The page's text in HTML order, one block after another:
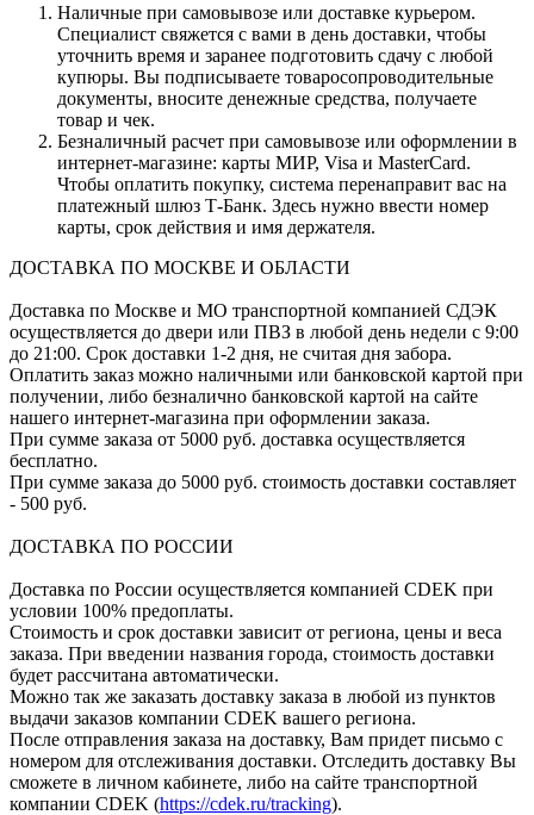
Наличные при самовывозе или доставке курьером.
Специалист свяжется с вами в день доставки, чтобы
уточнить время и заранее подготовить сдачу с любой
купюры. Вы подписываете товаросопроводительные
документы, вносите денежные средства, получаете
товар и чек.
Безналичный расчет при самовывозе или оформлении в
интернет-магазине: карты МИР, Visa и MasterCard.
Чтобы оплатить покупку, система перенаправит вас на
платежный шлюз Т-Банк. Здесь нужно ввести номер
карты, срок действия и имя держателя.
ДОСТАВКА ПО МОСКВЕ И ОБЛАСТИ
Доставка по Москве и МО транспортной компанией СДЭК
осуществляется до двери или ПВЗ в любой день недели с 9:00
до 21:00. Срок доставки 1-2 дня, не считая дня забора.
Оплатить заказ можно наличными или банковской картой при
получении, либо безналично банковской картой на сайте
нашего интернет-магазина при оформлении заказа.
При сумме заказа от 5000 руб. доставка осуществляется
бесплатно.
При сумме заказа до 5000 руб. стоимость доставки составляет
- 500 руб.
ДОСТАВКА ПО РОССИИ
Доставка по России осуществляется компанией CDEK при
условии 100% предоплаты.
Стоимость и срок доставки зависит от региона, цены и веса
заказа. При введении названия города, стоимость доставки
будет рассчитана автоматически.
Можно так же заказать доставку заказа в любой из пунктов
выдачи заказов компании CDEK вашего региона.
После отправления заказа на доставку, Вам придет письмо с
номером для отслеживания доставки. Отследить доставку Вы
сможете в личном кабинете, либо на сайте транспортной
компании CDEK (https://cdek.ru/tracking).